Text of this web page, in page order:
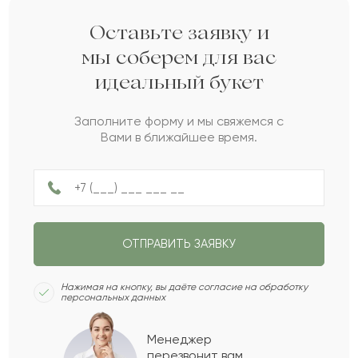
2022-03-15
Кудайберген
2022-03-13
Ясмин
Даулбай
Э Эдда
Сильвия
Оставьте заявку и
мы соберем для вас
идеальный букет
Заполните форму и мы свяжемся с
Вами в ближайшее время.
ОТПРАВИТЬ ЗАЯВКУ
Нажимая на кнопку, вы даёте согласие на обработку
персональных данных
Менеджер